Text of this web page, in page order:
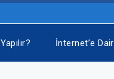
İnternet’e Dair